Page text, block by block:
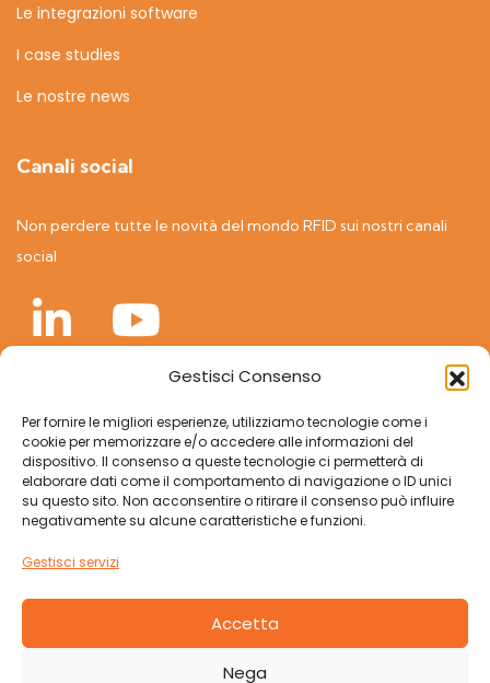
Gestisci Consenso
Per fornire le migliori esperienze, utilizziamo tecnologie come i
cookie per memorizzare e/o accedere alle informazioni del
dispositivo. Il consenso a queste tecnologie ci permetterà di
elaborare dati come il comportamento di navigazione o ID unici
su questo sito. Non acconsentire o ritirare il consenso può influire
negativamente su alcune caratteristiche e funzioni.
Gestisci servizi
Accetta
Nega
Le integrazioni software
I case studies
Le nostre news
Canali social
Non perdere tutte le novità del mondo RFID sui nostri canali
social